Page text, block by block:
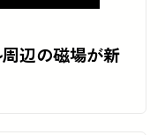
辺の磁場が新